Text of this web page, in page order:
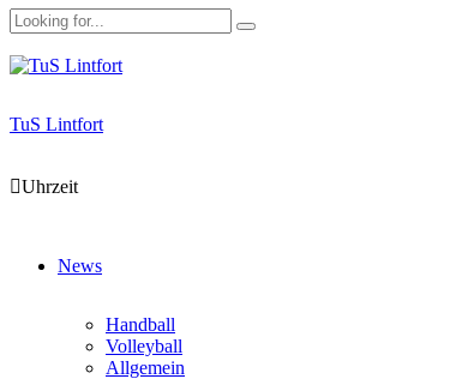
TuS Lintfort
Uhrzeit
News
Handball
Volleyball
Allgemein